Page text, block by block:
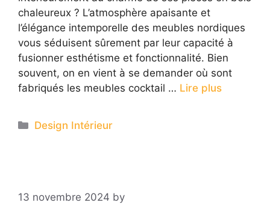
chaleureux ? L’atmosphère apaisante et
l’élégance intemporelle des meubles nordiques
vous séduisent sûrement par leur capacité à
fusionner esthétisme et fonctionnalité. Bien
souvent, on en vient à se demander où sont
fabriqués les meubles cocktail … Lire plus
Categories
Design Intérieur
13 novembre 2024 by